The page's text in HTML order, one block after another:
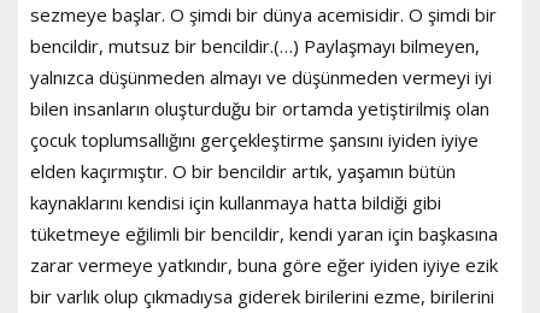
sezmeye başlar. O şimdi bir dünya acemisidir. O şimdi bir
bencildir, mutsuz bir bencildir.(…) Paylaşmayı bilmeyen,
yalnızca düşünmeden almayı ve düşünmeden vermeyi iyi
bilen insanların oluşturduğu bir ortamda yetiştirilmiş olan
çocuk toplumsallığını gerçekleştirme şansını iyiden iyiye
elden kaçırmıştır. O bir bencildir artık, yaşamın bütün
kaynaklarını kendisi için kullanmaya hatta bildiği gibi
tüketmeye eğilimli bir bencildir, kendi yaran için başkasına
zarar vermeye yatkındır, buna göre eğer iyiden iyiye ezik
bir varlık olup çıkmadıysa giderek birilerini ezme, birilerini